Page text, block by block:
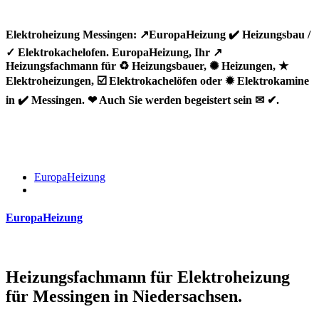
Elektroheizung Messingen: ↗️EuropaHeizung ✔️ Heizungsbau /
✓ Elektrokachelofen. EuropaHeizung, Ihr ↗️
Heizungsfachmann für ♻ Heizungsbauer, ✺ Heizungen, ★
Elektroheizungen, ☑️ Elektrokachelöfen oder ✹ Elektrokamine
in ✔️ Messingen. ❤ Auch Sie werden begeistert sein ✉ ✔.
EuropaHeizung
EuropaHeizung
Heizungsfachmann für Elektroheizung
für Messingen in Niedersachsen.